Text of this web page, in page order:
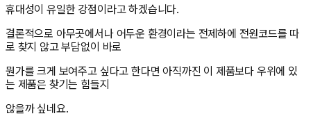
휴대성이 유일한 강점이라고 하겠습니다.
결론적으로 아무곳에서나 어두운 환경이라는 전제하에 전원코드를 따
로 찾지 않고 부담없이 바로
뭔가를 크게 보여주고 싶다고 한다면 아직까진 이 제품보다 우위에 있
는 제품은 찾기는 힘들지
않을까 싶네요.